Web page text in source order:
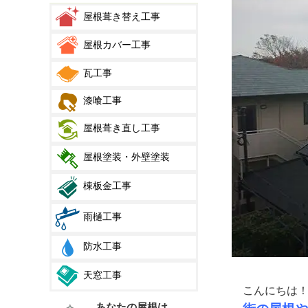
屋根葺き替え工事
屋根カバー工事
瓦工事
漆喰工事
屋根葺き直し工事
屋根塗装・外壁塗装
棟板金工事
雨樋工事
防水工事
天窓工事
こんにちは